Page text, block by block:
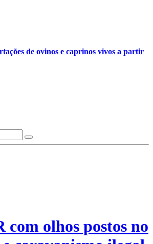
de ovinos e caprinos vivos a partir
com olhos postos no